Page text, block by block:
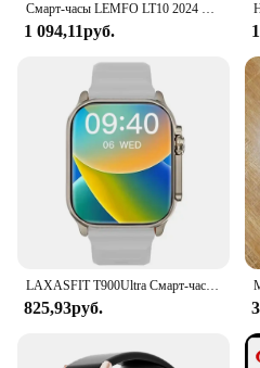
**Designed for the Active
The Smart Watch Fitness
technology; it's about
aesthetic complements
comfortable, adjustable
fit for all wrist sizes. The
it ideal for all-day wear,
gym or running errands.
withstand the rigors of an
a reliable partner for all
Смарт-часы LEMFO LT10 2024 дюйма Android Bluetooth сенсорный циферблат
1 094,11руб.
LAXASFIT T900Ultra Смарт-часы Bluetooth Talk Smartwatch Оповещение о сообщении Монитор сердечного ритма Спортивные часы для Android IOS Мужчины Женщины
825,93руб.